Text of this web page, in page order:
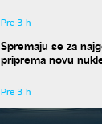
Pre 3 h
Spremaju se za
priprema novu
Pre 3 h